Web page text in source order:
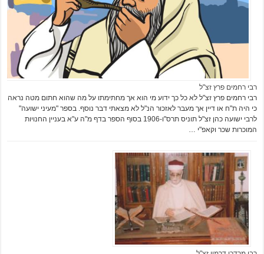
רבי רחמים פרץ זצ"ל
רבי רחמים פרץ זצ"ל לא כל כך ידוע מי הוא אך מחתימתו על מה שהוא חתום מטה נראה
כי היה ת"ח או דיין אך מעבר לאזכור הנ"ל לא מצאתי דבר נוסף. בספר "מעיני ישועה"
לרבי ישועה כהן זצ"ל תוניס תרס"ו-1906 בסוף הספר בדף מ"ה ע"א בעניין החנויות
המוכרות שכר וקאפ"י …